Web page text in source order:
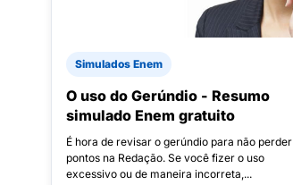
Simulados Enem
O uso do Gerúndio - Resumo
simulado Enem gratuito
É hora de revisar o gerúndio para não perder
pontos na Redação. Se você fizer o uso
excessivo ou de maneira incorreta,...